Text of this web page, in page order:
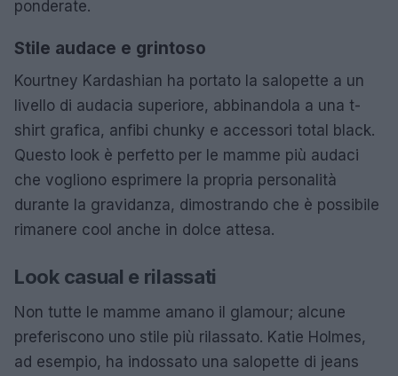
ponderate.
Stile audace e grintoso
Kourtney Kardashian ha portato la salopette a un
livello di audacia superiore, abbinandola a una t-
shirt grafica, anfibi chunky e accessori total black.
Questo look è perfetto per le mamme più audaci
che vogliono esprimere la propria personalità
durante la gravidanza, dimostrando che è possibile
rimanere cool anche in dolce attesa.
Look casual e rilassati
Non tutte le mamme amano il glamour; alcune
preferiscono uno stile più rilassato. Katie Holmes,
ad esempio, ha indossato una salopette di jeans